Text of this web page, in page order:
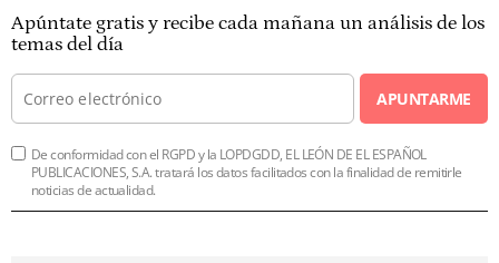
Apúntate gratis y recibe cada mañana un análisis de los
temas del día
APUNTARME
De conformidad con el RGPD y la LOPDGDD, EL LEÓN DE EL ESPAÑOL
PUBLICACIONES, S.A. tratará los datos facilitados con la finalidad de remitirle
noticias de actualidad.